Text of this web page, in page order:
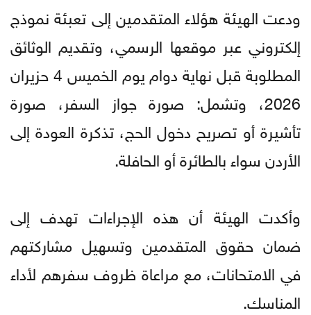
ودعت الهيئة هؤلاء المتقدمين إلى تعبئة نموذج
إلكتروني عبر موقعها الرسمي، وتقديم الوثائق
المطلوبة قبل نهاية دوام يوم الخميس 4 حزيران
2026، وتشمل: صورة جواز السفر، صورة
تأشيرة أو تصريح دخول الحج، تذكرة العودة إلى
الأردن سواء بالطائرة أو الحافلة.
وأكدت الهيئة أن هذه الإجراءات تهدف إلى
ضمان حقوق المتقدمين وتسهيل مشاركتهم
في الامتحانات، مع مراعاة ظروف سفرهم لأداء
المناسك.